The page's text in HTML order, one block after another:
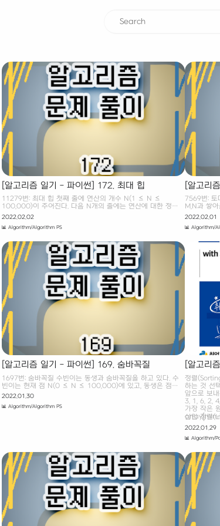
[알고리즘 일기 - 파이썬] 172. 최대 힙
11279번: 최대 힙 첫째 줄에 연산의 개수 N(1 ≤ N ≤
100,000)이 주어진다. 다음 N개의 줄에는 연산에 대한 정보
를 나타내는 정수 x가 주어진다. 만약 x가 자연수라면 배열에 x
라는 값을 넣는(추가하는) 연산이고, x가 www.acmicpc.net
Baekjoon 11279. 최대 힙 [파이썬(python) 풀이] 널리 잘 알
같은 연산을 지원하는 프로그램을 작성하시오. 배열에 자연수 x
를 넣는다. 배열에서 가장 큰 값을 출력하고, 그 값을 배열에서
제거한다. 프로그램은 처음에 비어있는 배열에서 시작하게 된
다. 입력 첫째 줄에 도시의 개수 N, 도로의 개수 M, 거리 정보
K, 출발 도시의 번호 X가 주어진다. (2 ≤ N ≤ ..
2022.02.02
📊 Algorithm/Algorithm PS
[알고리
7569번: 토
M,N과 쌓
은 상자의
단, 2 ≤ M
Baekjoon
토는 아래
음, 상자들
관되는 토
들의 인접
2022.02.01
📊 Algorithm/
[알고리즘 일기 - 파이썬] 169. 숨바꼭질
1697번: 숨바꼭질 수빈이는 동생과 숨바꼭질을 하고 있다. 수
빈이는 현재 점 N(0 ≤ N ≤ 100,000)에 있고, 동생은 점
K(0 ≤ K ≤ 100,000)에 있다. 수빈이는 걷거나 순간이동을
할 수 있다. 만약, 수빈이의 위치가 X일 www.acmicpc.net
Baekjoon 1697. 숨바꼭질 [파이썬(python) 풀이] 수빈이는
다. 수빈이와 동생의 위치..
2022.01.30
📊 Algorithm/Algorithm PS
[알고리
정렬
하는 것 선
앞으로 보
3, 1, 6, 2,
가장 작은
print(array)
삽입 정렬
2022.01.29
📊 Algorithm/